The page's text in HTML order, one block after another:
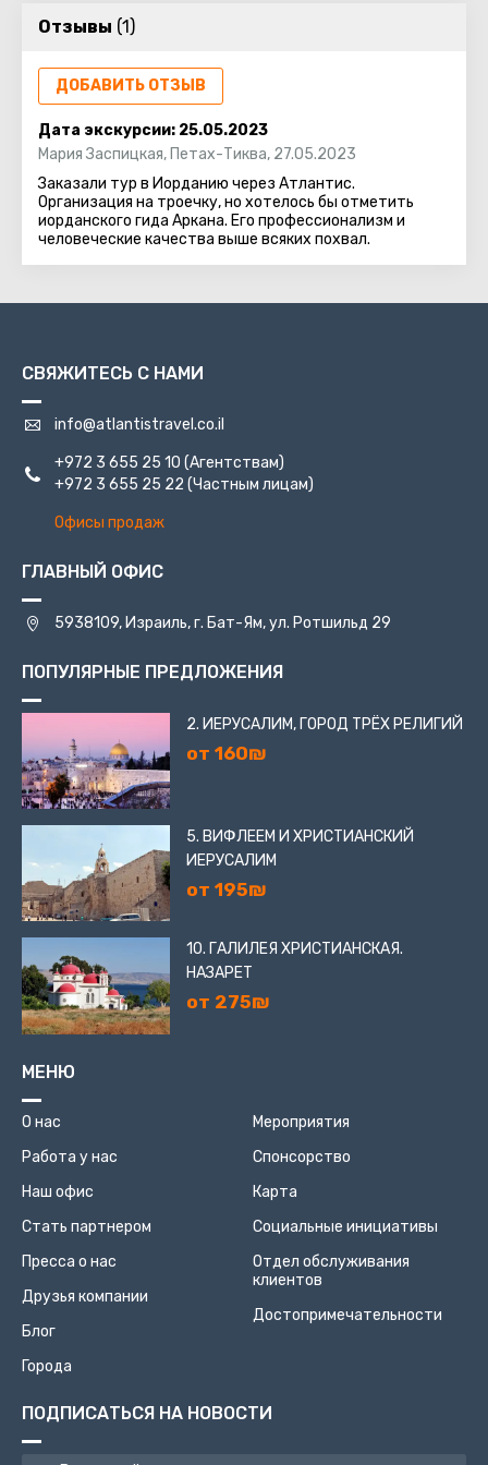
Отзывы (1)
ДОБАВИТЬ ОТЗЫВ
Дата экскурсии: 25.05.2023
Мария Заспицкая, Петах-Тиква, 27.05.2023
Заказали тур в Иорданию через Атлантис.
Организация на троечку, но хотелось бы отметить
иорданского гида Аркана. Его профессионализм и
человеческие качества выше всяких похвал.
СВЯЖИТЕСЬ С НАМИ
info@atlantistravel.co.il
+972 3 655 25 10 (Агентствам)
+972 3 655 25 22 (Частным лицам)
Офисы продаж
ГЛАВНЫЙ ОФИС
5938109, Израиль, г. Бат-Ям, ул. Ротшильд 29
ПОПУЛЯРНЫЕ ПРЕДЛОЖЕНИЯ
2. ИЕРУСАЛИМ, ГОРОД ТРЁХ РЕЛИГИЙ
от 160₪
5. ВИФЛЕЕМ И ХРИСТИАНСКИЙ
ИЕРУСАЛИМ
от 195₪
10. ГАЛИЛЕЯ ХРИСТИАНСКАЯ.
НАЗАРЕТ
от 275₪
МЕНЮ
О нас
Работа у нас
Наш офис
Стать партнером
Пресса о нас
Друзья компании
Блог
Города
Мероприятия
Спонсорство
Карта
Социальные инициативы
Отдел обслуживания
клиентов
Достопримечательности
ПОДПИСАТЬСЯ НА НОВОСТИ